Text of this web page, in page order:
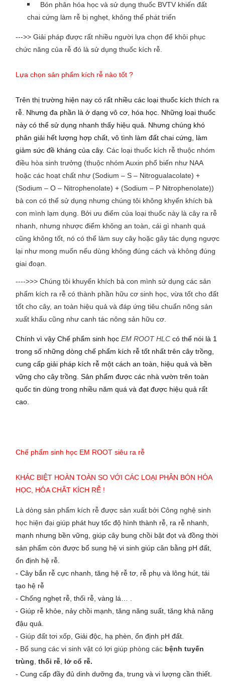
Bón phân hóa học và sử dụng thuốc BVTV khiến đất
chai cứng làm rễ bị nghẹt, không thể phát triển
--->> Giải pháp được rất nhiều người lựa chọn để khôi phục
chức năng của rễ đó là sử dụng thuốc kích rễ.
Lựa chọn sản phẩm kích rễ nào tốt ?
Trên thị trường hiện nay có rất nhiều các loại thuốc kích thích ra
rễ. Nhưng đa phần là ở dạng vô cơ, hóa học. Những loại thuốc
này có thể sử dụng nhanh thấy hiệu quả. Nhưng chúng khó
phân giải hết lượng hợp chất, vô tình làm đất chai cứng, làm
giảm sức đề kháng của cây. Các loại thuốc kích rễ thuộc nhóm
điều hòa sinh trưởng (thuộc nhóm Auxin phổ biến như NAA
hoặc các hoạt chất như (Sodium – S – Nitrogualacolate) +
(Sodium – O – Nitrophenolate) + (Sodium – P Nitrophenolate))
bà con có thể sử dụng nhưng chúng tôi không khyến khích bà
con mình lạm dụng. Bởi ưu điểm của loại thuốc này là cây ra rễ
nhanh, nhưng nhược điểm không an toàn, cái gì nhanh quá
cũng không tốt, nó có thể làm suy cây hoặc gây tác dụng ngược
lại như mong muốn nếu dùng không đúng cách và không đúng
giai đoạn.
---->>> Chúng tôi khuyến khích bà con mình sử dụng các sản
phẩm kích ra rễ có thành phần hữu cơ sinh học, vừa tốt cho đất
tốt cho cây, an toàn hiệu quả và đáp ứng tiêu chuẩn nông sản
xuất khẩu cũng như canh tác nông sản hữu cơ.
Chính vì vậy Chế phẩm sinh họcEM ROOT HLCcó thể nói là 1
trong số những dòng chế phẩm kích rễ tốt nhất trên cây trồng,
cung cấp giải pháp kích rễ một cách an toàn, hiệu quả và bền
vững cho cây trồng. Sản phẩm được các nhà vườn trên toàn
quốc tin dùng trong nhiều năm quá và đạt được hiệu quả rất
cao.
Chế phẩm sinh học EM ROOT siêu ra rễ
KHÁC BIỆT HOÀN TOÀN SO VỚI CÁC LOẠI PHÂN BÓN HÓA
HỌC, HÓA CHẤT KÍCH RỄ !
Là dòng sản phẩm kích rễ được sản xuất bởi Công nghệ sinh
học hiện đại giúpphát huy tốc độ hình thành rễ, ra rễ nhanh,
mạnh nhưng bền vững, giúp cây bung chồi bật đọt và đồng thời
sản phẩm còn được bổ sung hệ vi sinh giúp cân bằng pH đất,
ổn định hệ rễ.
- Cây bắn rễ cực nhanh, tăng hệ rễ tơ, rễ phụ và lông hút, tái
tạo hệ rễ
- Chống nghẹt rễ, thối rễ, vàng lá… .
- Giúp rễ khỏe, nảy chồi mạnh, tăng năng suất, tăng khả năng
đậu quả.
- Giúp đất tơi xốp, Giải độc, hạ phèn, ổn định pH đất.
- Bổ sung các vi sinh vật có lợi giúp phòng các bệnh tuyến
trùng thối rễ, lở cổ rễ.
- Cung cấp đầy đủ dinh dưỡng đa, trung và vi lượng cần thiết.